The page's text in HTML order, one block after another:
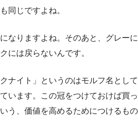
同じですよね。
なりますよね。そのあと、グレーに
には戻らないんです。
ナイト」というのはモルフ名として
います。この冠をつけておけば買っ
う、価値を高めるためにつけるもの